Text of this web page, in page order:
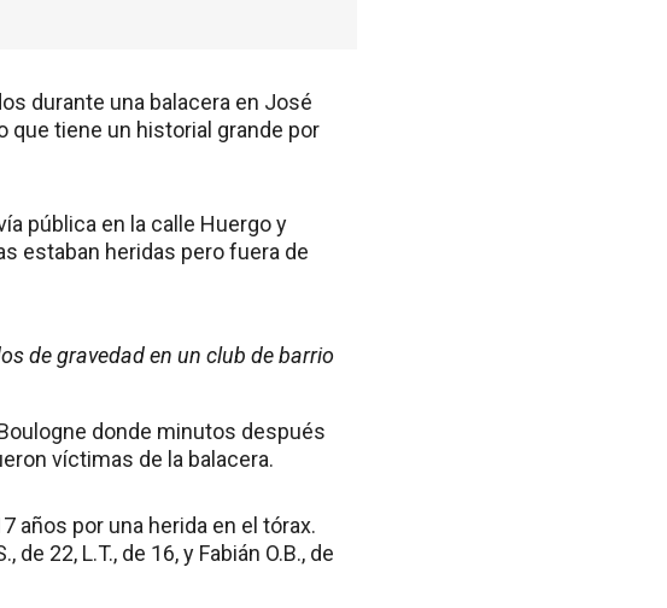
durante una balacera en José
que tiene un historial grande por
pública en la calle Huergo y
estaban heridas pero fuera de
de gravedad en un club de barrio
donde minutos después
víctimas de la balacera.
años por una herida en el tórax.
22, L.T., de 16, y Fabián O.B., de